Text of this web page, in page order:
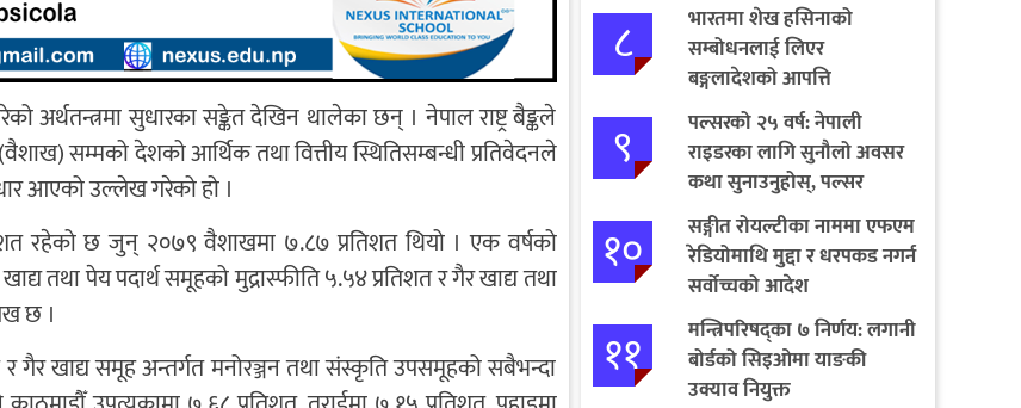
अर्थतन्त्रमा सुधारका सङ्केत देखिन थालेका छन् । नेपाल राष्ट्र बैङ्कले
सम्मको देशको आर्थिक तथा वित्तीय स्थितिसम्बन्धी प्रतिवेदनले
आएको उल्लेख गरेको हो ।
रहेको छ जुन् २०७९ वैशाखमा ७.८७ प्रतिशत थियो । एक वर्षको
तथा पेय पदार्थ समूहको मुद्रास्फीति ५.५४ प्रतिशत र गैर खाद्य तथा
छ ।
गैर खाद्य समूह अन्तर्गत मनोरञ्जन तथा संस्कृति उपसमूहको सबैभन्दा
८
भारतमा शेख हसिनाको
सम्बोधनलाई लिएर
बङ्गलादेशको आपत्ति
९
पल्सरको २५ वर्ष: नेपाली
राइडरका लागि सुनौलो अवसर
कथा सुनाउनुहोस्, पल्सर
जित्नुहोस्
१०
सङ्गीत रोयल्टीका नाममा एफएम
रेडियोमाथि मुद्दा र धरपकड नगर्न
सर्वोच्चको आदेश
११
मन्त्रिपरिषद्का ७ निर्णय: लगानी
बोर्डको सिइओमा याङकी
उक्याव नियुक्त